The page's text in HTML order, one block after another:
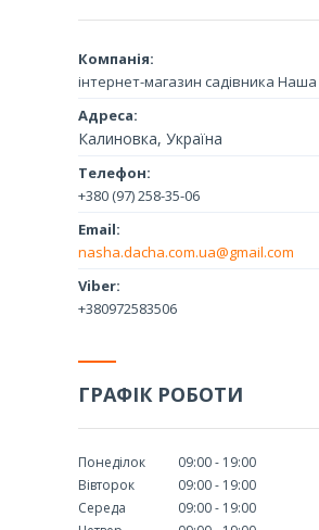
інтернет-магазин садівника
Калиновка, Україна
+380 (97) 258-35-06
nasha.dacha.com.ua@gmail.com
+380972583506
ГРАФІК РОБОТИ
Понеділок 09:00
19:00
Вівторок
09:00
19:00
Середа
09:00
19:00